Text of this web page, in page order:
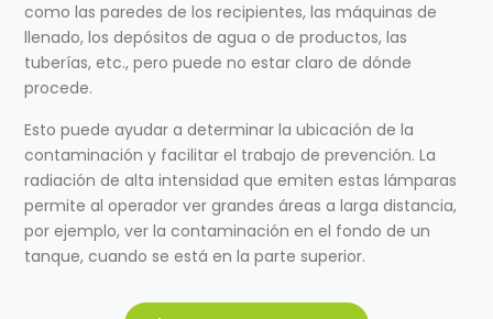
como las paredes de los recipientes, las máquinas de
llenado, los depósitos de agua o de productos, las
tuberías, etc., pero puede no estar claro de dónde
procede.
Esto puede ayudar a determinar la ubicación de la
contaminación y facilitar el trabajo de prevención. La
radiación de alta intensidad que emiten estas lámparas
permite al operador ver grandes áreas a larga distancia,
por ejemplo, ver la contaminación en el fondo de un
tanque, cuando se está en la parte superior.